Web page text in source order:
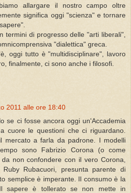
allargare il nostro campo oltre
significa oggi "scienza" e tornare
termini di progresso delle "arti liberali",
"dialettica" greca.
oggi tutto è "multidisciplinare", lavoro
finalmente, ci sono anche i filosofi.
2011 alle ore 18:40
se ci fosse ancora oggi un'Accademia
cuore le questioni che ci riguardano.
mercato a farla da padrone. I modelli
sono Fabrizio Corona (o come
non confondere con il vero Corona,
Rubacuori, presunta parente di
semplice è imperante. Il consumo è la
sapere è tollerato se non mette in